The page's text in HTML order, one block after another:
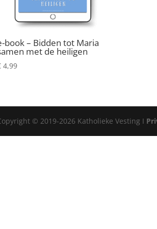
book – Bidden tot Maria
met de heiligen
4,99
© 2019-2026 Katholieke Vesting I